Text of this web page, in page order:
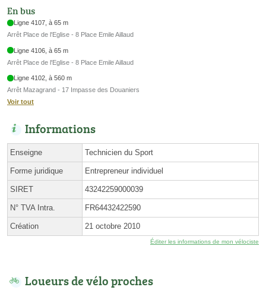
En bus
Ligne 4107, à 65 m
Arrêt Place de l'Eglise - 8 Place Emile Aillaud
Ligne 4106, à 65 m
Arrêt Place de l'Eglise - 8 Place Emile Aillaud
Ligne 4102, à 560 m
Arrêt Mazagrand - 17 Impasse des Douaniers
Voir tout
Informations
Enseigne Technicien du Sport
Forme juridique Entrepreneur individuel
SIRET 43242259000039
N° TVA Intra. FR64432422590
Création 21 octobre 2010
Éditer les informations de mon vélociste
Loueurs de vélo proches